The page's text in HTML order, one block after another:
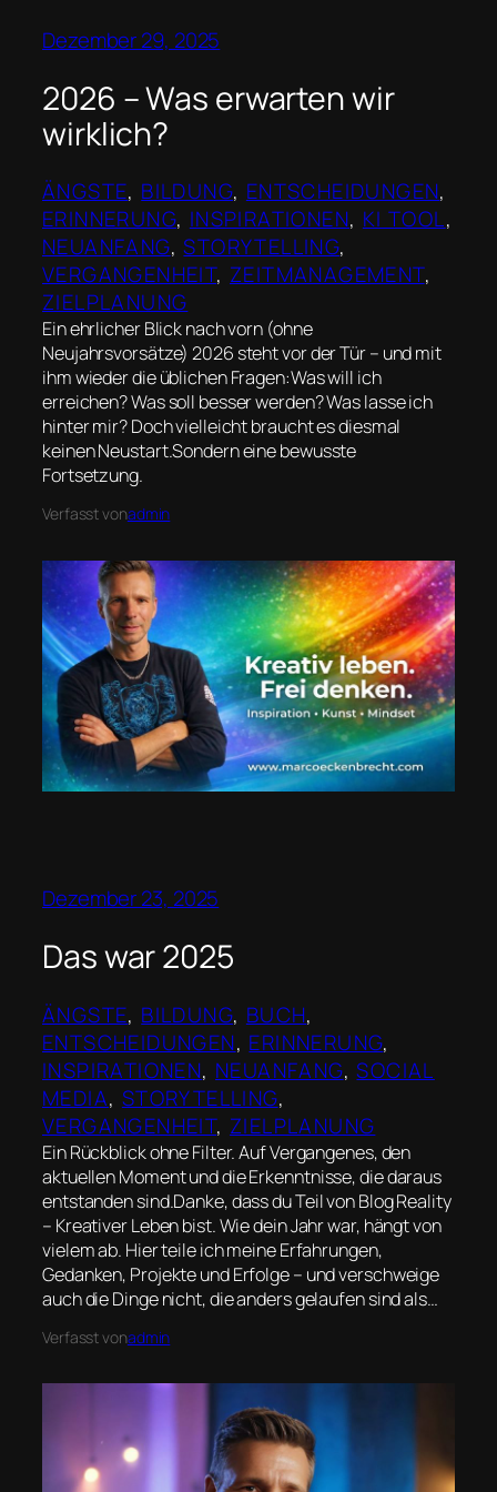
Dezember 29, 2025
2026 – Was erwarten wir
wirklich?
ÄNGSTE, BILDUNG, ENTSCHEIDUNGEN
ERINNERUNG, INSPIRATIONEN, KI TOOL
NEUANFANG, STORYTELLING
VERGANGENHEIT, ZEITMANAGEMENT
ZIELPLANUNG
Ein ehrlicher Blick nach vorn (ohne
Neujahrsvorsätze) 2026 steht vor der Tür – und mit
ihm wieder die üblichen Fragen:Was will ich
erreichen? Was soll besser werden? Was lasse ich
hinter mir? Doch vielleicht braucht es diesmal
keinen Neustart.Sondern eine bewusste
Fortsetzung.
Verfasst vonadmin
Dezember 23, 2025
Das war 2025
ÄNGSTE, BILDUNG, BUCH
ENTSCHEIDUNGEN, ERINNERUNG
INSPIRATIONEN, NEUANFANG, SOCIAL
MEDIA, STORYTELLING
VERGANGENHEIT, ZIELPLANUNG
Ein Rückblick ohne Filter. Auf Vergangenes, den
aktuellen Moment und die Erkenntnisse, die daraus
entstanden sind.Danke, dass du Teil von Blog Reality
– Kreativer Leben bist. Wie dein Jahr war, hängt von
vielem ab. Hier teile ich meine Erfahrungen,
Gedanken, Projekte und Erfolge – und verschweige
auch die Dinge nicht, die anders gelaufen sind als…
Verfasst vonadmin